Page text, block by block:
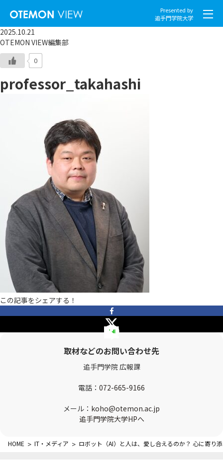
Presented by
追手門学院大学
社会とくらし
スポーツと文化
こころとからだ
地域・観光
OTEMON VIEWについて
サイトポリシー
FOLLOW US
2025.10.21
OTEMON VIEW編集部
0
professor_takahashi
この記事をシェアする！
取材などのお問い合わせ先
追手門学院 広報課
電話： 072-665-9166
メール： koho@otemon.ac.jp
追手門学院大学HPへ
HOME > IT・メディア > ロボット（AI）と人は、愛し合えるのか？ 心に寄り